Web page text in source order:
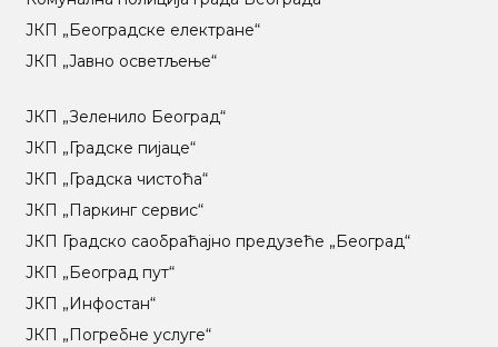
ЈКП „Београдске електране“
ЈКП „Јавно осветљење“
ЈКП „Зеленило Београд“
ЈКП „Градске пијаце“
ЈКП „Градска чистоћа“
ЈКП „Паркинг сервис“
ЈКП Градско саобраћајно предузеће „Београд“
ЈКП „Београд пут“
ЈКП „Инфостан“
ЈКП „Погребне услуге“